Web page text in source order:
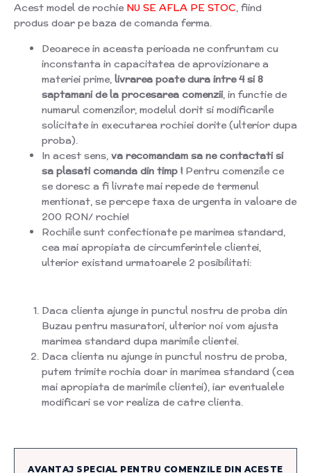
Acest model de rochie NU SE AFLA PE STOC, fiind
produs doar pe baza de comanda ferma.
Deoarece in aceasta perioada ne confruntam cu
inconstanta in capacitatea de aprovizionare a
materiei prime, livrarea poate dura intre 4 si 8
saptamani de la procesarea comenzii, in functie de
numarul comenzilor, modelul dorit si modificarile
solicitate in executarea rochiei dorite (ulterior dupa
proba).
In acest sens, va recomandam sa ne contactati si
sa plasati comanda din timp ! Pentru comenzile ce
se doresc a fi livrate mai repede de termenul
mentionat, se percepe taxa de urgenta in valoare de
200 RON/ rochie!
Rochiile sunt confectionate pe marimea standard,
cea mai apropiata de circumferintele clientei,
ulterior existand urmatoarele 2 posibilitati:
Daca clienta ajunge in punctul nostru de proba din
Buzau pentru masuratori, ulterior noi vom ajusta
marimea standard dupa marimile clientei.
Daca clienta nu ajunge in punctul nostru de proba,
putem trimite rochia doar in marimea standard (cea
mai apropiata de marimile clientei), iar eventualele
modificari se vor realiza de catre clienta.
AVANTAJ SPECIAL PENTRU COMENZILE DIN ACESTE